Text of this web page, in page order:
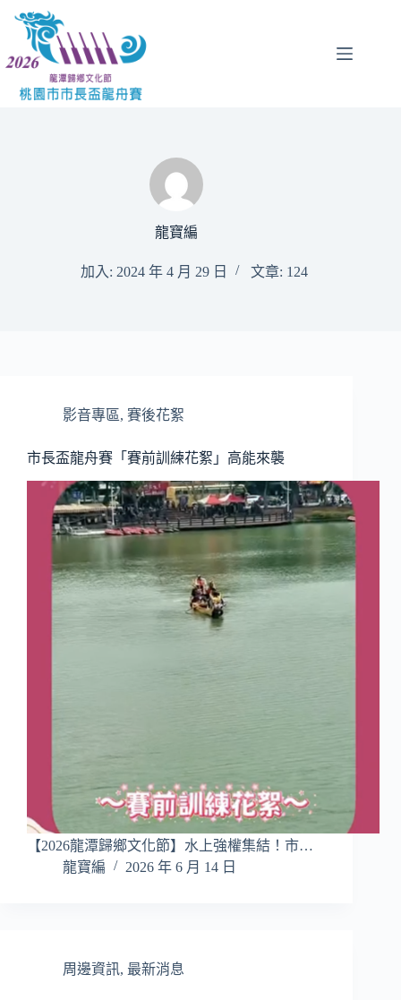
主
龍寶編
加入: 2024 年 4 月 29 日 文章: 124
影音專區, 賽後花絮
市長盃龍舟賽「賽前訓練花絮」高能來襲
【2026龍潭歸鄉文化節】水上強權集結！市…
龍寶編
2026 年 6 月 14 日
周邊資訊, 最新消息